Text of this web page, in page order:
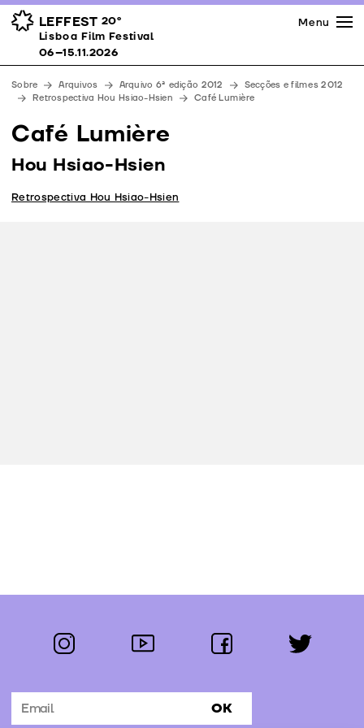
LEFFEST 20º
Lisboa Film Festival 06–15.11.2026
Prémios
Espaços
Apoios
Equipa
Downloads
Contactos
Menu
Lisboa Film Festival
06–15.11.2026
Sobre Arquivos Arquivo 6ª edição 2012
Secções e filmes 2012
Retrospectiva Hou Hsiao-Hsien
Café Lumière
Café Lumière
Hou Hsiao-Hsien
Retrospectiva Hou Hsiao-Hsien
Segue-nos:
instagram youtube facebook twitter
Subscrever Newsletter OK